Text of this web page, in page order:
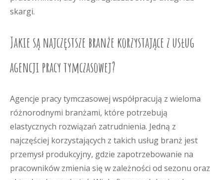
skargi.
Jakie są najczęstsze branże korzystające z usług
agencji pracy tymczasowej?
Agencje pracy tymczasowej współpracują z wieloma
różnorodnymi branżami, które potrzebują
elastycznych rozwiązań zatrudnienia. Jedną z
najczęściej korzystających z takich usług branż jest
przemysł produkcyjny, gdzie zapotrzebowanie na
pracowników zmienia się w zależności od sezonu oraz